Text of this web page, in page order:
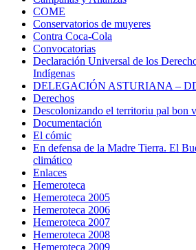
COME
Conservatorios de muyeres
Contra Coca-Cola
Convocatorias
Declaración Universal de los
Indígenas
DELEGACIÓN ASTURIANA –
Derechos
Descolonizando el territoriu pal bon
Documentación
El cómic
En defensa de la Madre Tierra. El
climático
Enlaces
Hemeroteca
Hemeroteca 2005
Hemeroteca 2006
Hemeroteca 2007
Hemeroteca 2008
Hemeroteca 2009